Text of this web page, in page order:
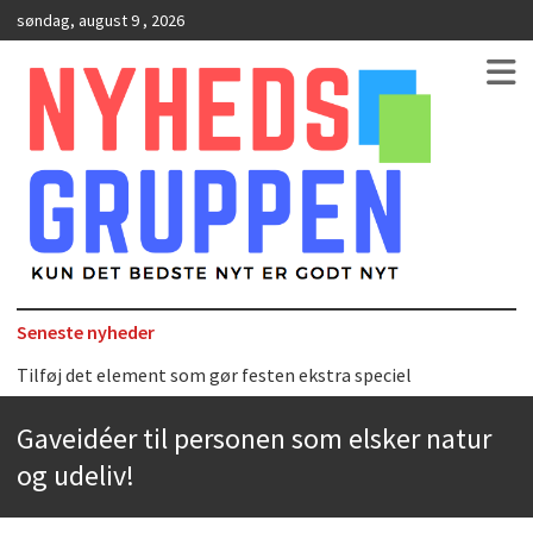
søndag, august 9 , 2026
NyhedsGruppen
Kun det bedste nyt er godt nyt
Seneste nyheder
Tilføj det element som gør festen ekstra speciel
Bedste Restaurant i Ørestaden
Gaveidéer til personen som elsker natur
og udeliv!